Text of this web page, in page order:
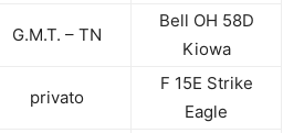
G.M.T. – TN
Bell OH 58D
Kiowa
privato
F 15E Strike
Eagle